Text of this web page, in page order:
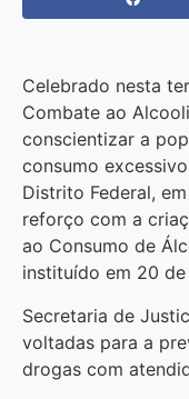
Celebrado nesta
Combate ao
conscientizar a
consumo
Distrito Federal,
reforço com a
ao Consumo de
instituído em 20
Secretaria de
voltadas para a
drogas com